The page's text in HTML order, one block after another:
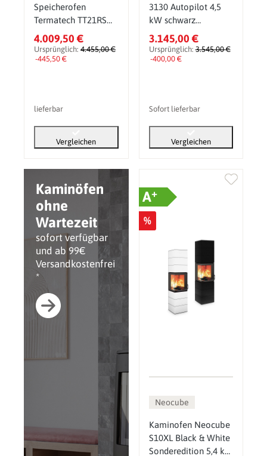
Kaminöfen
ohne
Wartezeit
sofort verfügbar
und ab 99€
Versandkostenfrei
*
Speicherofen
Termatech TT21RS
Heat Storage 5 kW
4.009,50 €
Ursprünglich: 4.455,00 €
-445,50 €
lieferbar
Vergleichen
3130 Autopilot 4,5
kW schwarz
Sondermodell inkl.
Wärmespeicher
3.145,00 €
Ursprünglich:3.545,00 €
-400,00 €
Sofort lieferbar
Vergleichen
A+
%
Neocube
Kaminofen Neocube
S10XL Black & White
Sonderedition 5,4 kW